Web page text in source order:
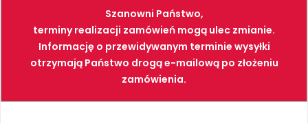
FARBY PNEUMATYKA
Szanowni Państwo,
terminy realizacji zamówień mogą ulec zmianie.
Informację o przewidywanym terminie wysyłki
otrzymają Państwo drogą e-mailową po złożeniu
zamówienia.